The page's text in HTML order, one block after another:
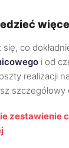
się, co
i od
realizacji
szczegółowy
zestawienie